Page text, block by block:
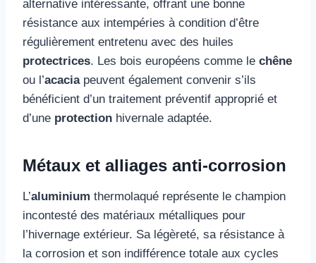
alternative intéressante, offrant une bonne
résistance aux intempéries à condition d’être
régulièrement entretenu avec des huiles
protectrices. Les bois européens comme le chêne
ou l’acaciapeuvent également convenir s’ils
bénéficient d’un traitement préventif approprié et
d’une protection hivernale adaptée.
Métaux et alliages anti-corrosion
L’aluminium thermolaqué représente le champion
incontesté des matériaux métalliques pour
l’hivernage extérieur. Sa légèreté, sa résistance à
la corrosion et son indifférence totale aux cycles